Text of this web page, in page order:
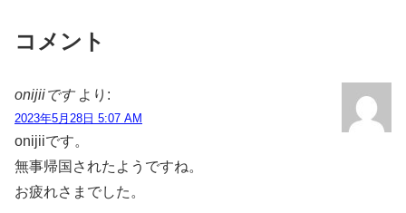
コメント
onijiiです より:
2023年5月28日 5:07 AM
onijiiです。
無事帰国されたようですね。
お疲れさまでした。